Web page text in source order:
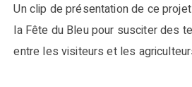
Un clip de présentation de ce
la Fête du Bleu pour susciter des
entre les visiteurs et les